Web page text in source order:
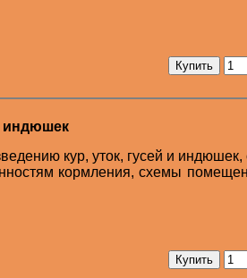
индюшек
кур, уток, гусей и индюшек,
кормления, схемы